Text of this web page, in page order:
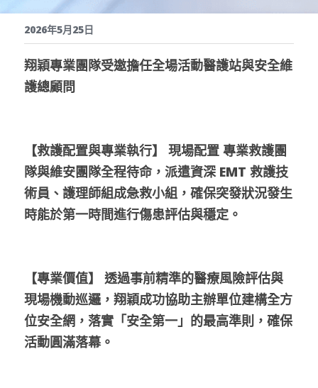
繁體中文
立刻聯絡
2026年5月25日
翔穎專業團隊受邀擔任全場活動醫護站與安全維
護總顧問
【救護配置與專業執行】 現場配置 專業救護團
隊與維安團隊全程待命，派遣資深 EMT 救護技
術員、護理師組成急救小組，確保突發狀況發生
時能於第一時間進行傷患評估與穩定。
【專業價值】 透過事前精準的醫療風險評估與
現場機動巡邏，翔穎成功協助主辦單位建構全方
位安全網，落實「安全第一」的最高準則，確保
活動圓滿落幕。